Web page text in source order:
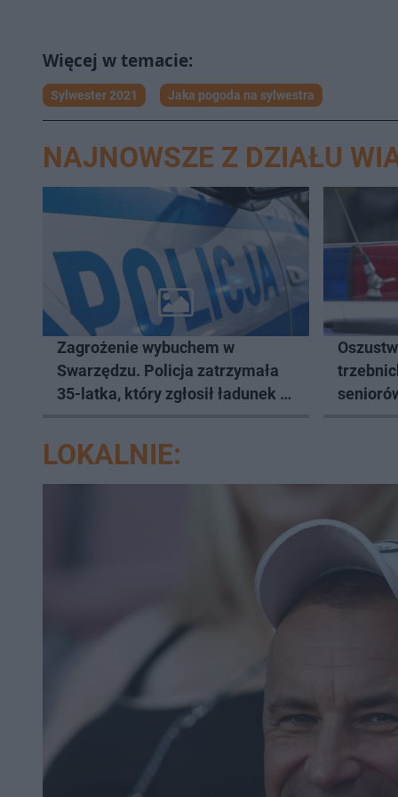
Sylwester 2021 Jaka pogoda na sylwestra
NAJNOWSZE Z DZIAŁU
Zagrożenie wybuchem w
Swarzędzu. Policja zatrzymała
35-latka, który zgłosił ładunek w
LOKALNIE: